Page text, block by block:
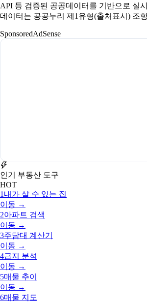
API 등 검증된 공공데이터를 기반으로 실
데이터는 공공누리 제1유형(출처표시) 조
SponsoredAdSense
인기 부동산 도구
HOT
1 내가 살 수 있는 집
이동 →
2아파트 검색
이동 →
3주담대 계산기
이동 →
4급지 분석
이동 →
5매물 추이
이동 →
6매물 지도